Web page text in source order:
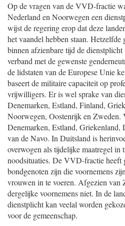
Op de vragen van de VVD-fractie
Nederland en Noorwegen een
wijst de regering erop dat deze
het vaandel hebben staan.
binnen afzienbare tijd de
verband met de gewenste
de lidstaten van de Europese Unie
baseert de militaire capaciteit op
vrijwilligers. Er is wel sprake van
Denemarken, Estland, Finland,
Noorwegen, Oostenrijk en Zweden.
Denemarken, Estland,
van de Navo. In Duitsland is
overwogen als tijdelijke maatregel in
noodsituaties. De VVD-fractie heeft
bondgenoten zijn die voornemens
vrouwen in te voeren. Afgezien van
dergelijke voornemens niet. In de
dienstplicht kan veelal worden
voor de gemeenschap.